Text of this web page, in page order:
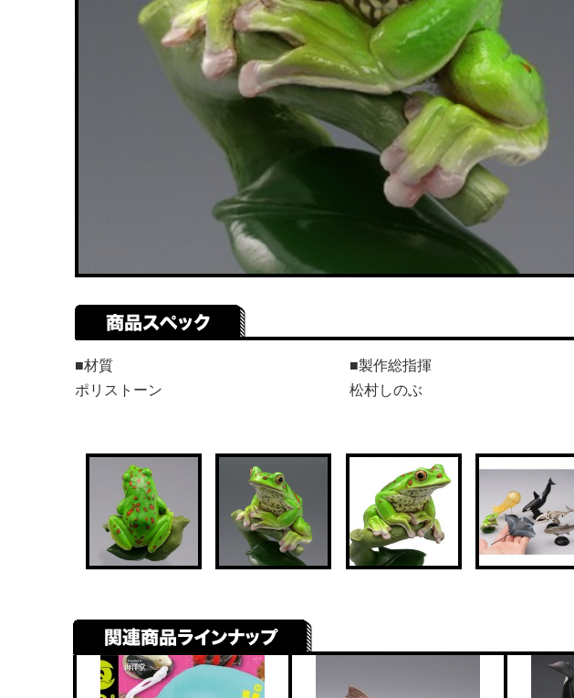
■材質
ポリストーン
■製作総指揮
松村しのぶ